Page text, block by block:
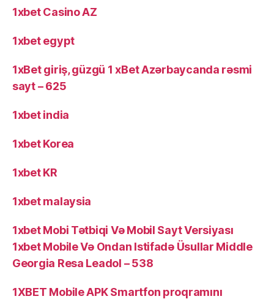
1xbet Casino AZ
1xbet egypt
1xBet giriş, güzgü 1 xBet Azərbaycanda rəsmi
sayt – 625
1xbet india
1xbet Korea
1xbet KR
1xbet malaysia
1xbet Mobi Tətbiqi Və Mobil Sayt Versiyası
1xbet Mobile Və Ondan Istifadə Üsullar Middle
Georgia Resa Leadol – 538
1XBET Mobile APK Smartfon proqramını